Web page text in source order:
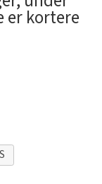
er kortere